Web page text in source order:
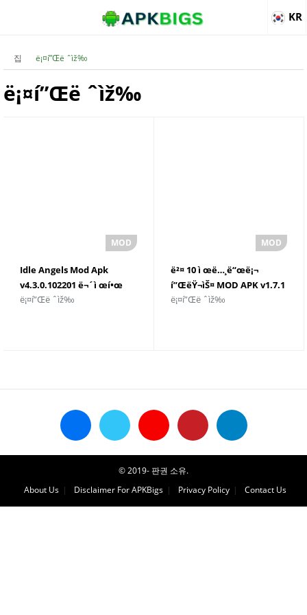
KR
집 ë¡¤í”Œë ˆìž‰
ë¡¤í”Œë ˆìž‰
Idle Angels Mod Apk
v4.3.0.102201 ë¬´ì œí•œ
ëˆ/ë³´ì„
ë¡¤í”Œë ˆìž‰
ë²¤ 10 ì œë…¸ë“œë¡¬
í”ŒëŸ¬ìŠ¤ MOD APK v1.7.1
ë¬´ì œí•œ ë™ì „
ë¡¤í”Œë ˆìž‰
© 2019- 판권 소유.
About Us
Disclaimer For APKBigs Privacy Policy Contact Us